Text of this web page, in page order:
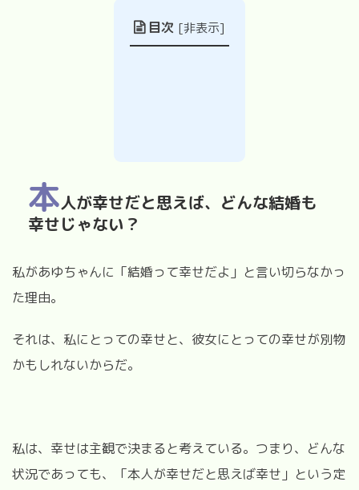
目次 [非表示]
本人が幸せだと思えば、どんな結婚も
幸せじゃない？
私があゆちゃんに「結婚って幸せだよ」と言い切らなかっ
た理由。
それは、私にとっての幸せと、彼女にとっての幸せが別物
かもしれないからだ。
私は、幸せは主観で決まると考えている。つまり、どんな
状況であっても、「本人が幸せだと思えば幸せ」という定